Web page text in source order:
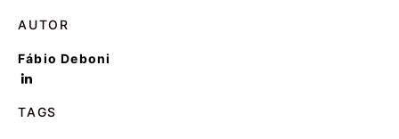
AUTOR
Fábio Deboni
TAGS